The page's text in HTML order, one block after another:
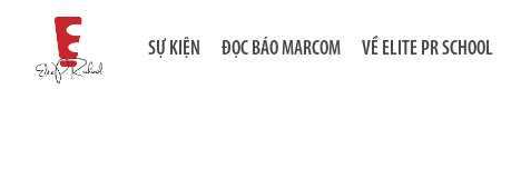
SỰ KIỆN ĐỌC BÁO MARCOM VỀ ELITE PR SCHOOL